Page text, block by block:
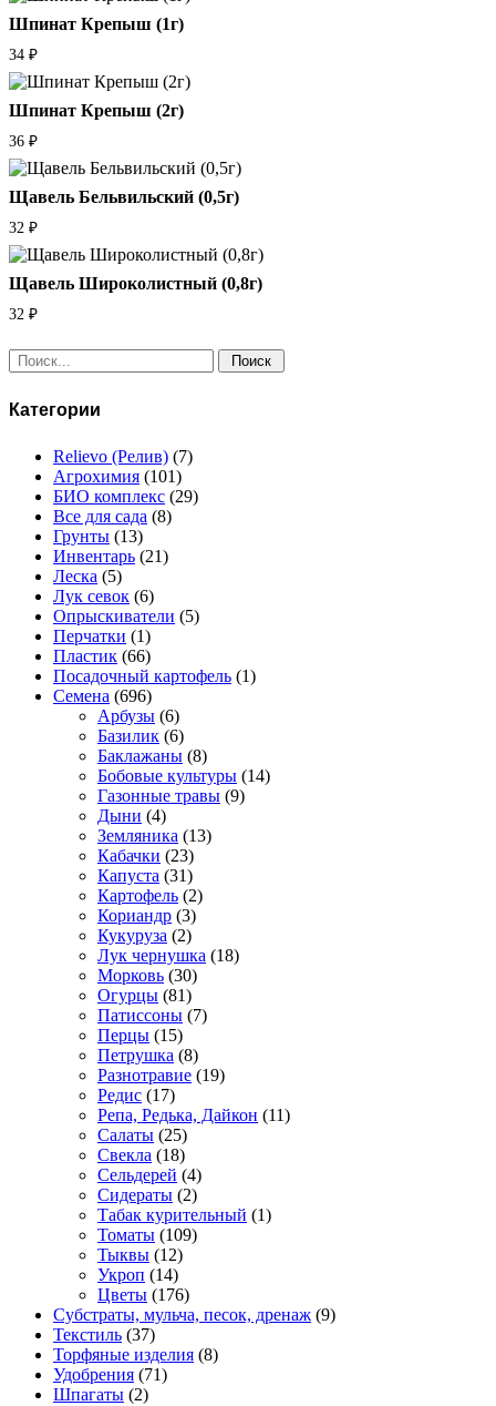
Шпинат Крепыш (1г)
34 ₽
Шпинат Крепыш (2г)
36 ₽
Щавель Бельвильский (0,5г)
32 ₽
Щавель Широколистный (0,8г)
32 ₽
Поиск:
Категории
Relievo (Релив) (7)
Агрохимия (101)
БИО комплекс (29)
Все для сада (8)
Грунты (13)
Инвентарь (21)
Леска (5)
Лук севок (6)
Опрыскиватели (5)
Перчатки (1)
Пластик (66)
Посадочный картофель (1)
Семена (696)
Арбузы (6)
Базилик (6)
Баклажаны (8)
Бобовые культуры (14)
Газонные травы (9)
Дыни (4)
Земляника (13)
Кабачки (23)
Капуста (31)
Картофель (2)
Кориандр (3)
Кукуруза (2)
Лук чернушка (18)
Морковь (30)
Огурцы (81)
Патиссоны (7)
Перцы (15)
Петрушка (8)
Разнотравие (19)
Редис (17)
Репа, Редька, Дайкон (11)
Салаты (25)
Свекла (18)
Сельдерей (4)
Сидераты (2)
Табак курительный (1)
Томаты (109)
Тыквы (12)
Укроп (14)
Цветы (176)
Субстраты, мульча, песок, дренаж (9)
Текстиль (37)
Торфяные изделия (8)
Удобрения (71)
Шпагаты (2)